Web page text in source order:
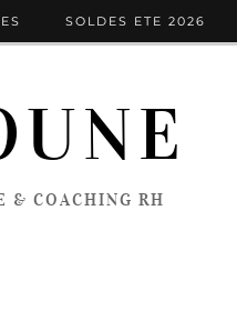
& COACHING RH
SOLDES ETE 2026